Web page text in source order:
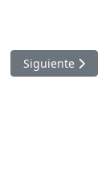
Artículo
Siguiente